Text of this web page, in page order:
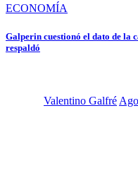
ECONOMÍA
Galperin cuestionó el dato de la
respaldó
Valentino Galfré